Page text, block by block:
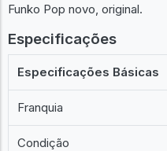
Funko Pop novo, original.
Especificações
Especificações Básicas
Franquia
Condição